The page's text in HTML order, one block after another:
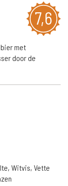
7,6
met
door de
Witvis, Vette